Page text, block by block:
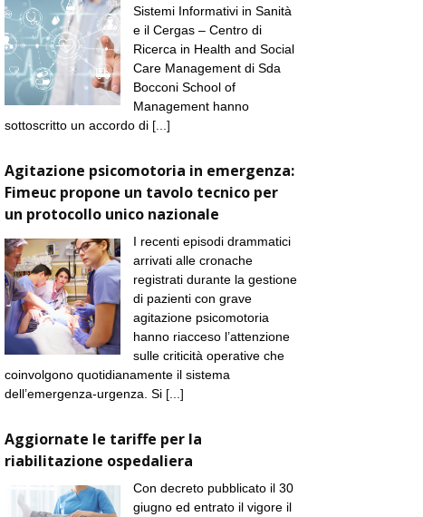
Sistemi Informativi in Sanità
e il Cergas – Centro di
Ricerca in Health and Social
Care Management di Sda
Bocconi School of
Management hanno
sottoscritto un accordo di [...]
Agitazione psicomotoria in emergenza:
Fimeuc propone un tavolo tecnico per
un protocollo unico nazionale
I recenti episodi drammatici
arrivati alle cronache
registrati durante la gestione
di pazienti con grave
agitazione psicomotoria
hanno riacceso l’attenzione
sulle criticità operative che
coinvolgono quotidianamente il sistema
dell’emergenza-urgenza. Si [...]
Aggiornate le tariffe per la
riabilitazione ospedaliera
Con decreto pubblicato il 30
giugno ed entrato il vigore il